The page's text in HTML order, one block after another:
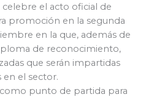
el acto oficial de
promoción en la segunda
en la que, además de
de reconocimiento,
que serán impartidas
el sector.
punto de partida para